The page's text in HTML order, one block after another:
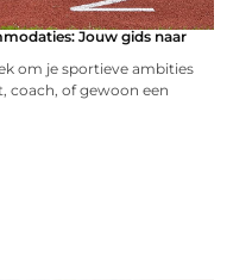
Jouw gids naar
om je sportieve ambities
coach, of gewoon een